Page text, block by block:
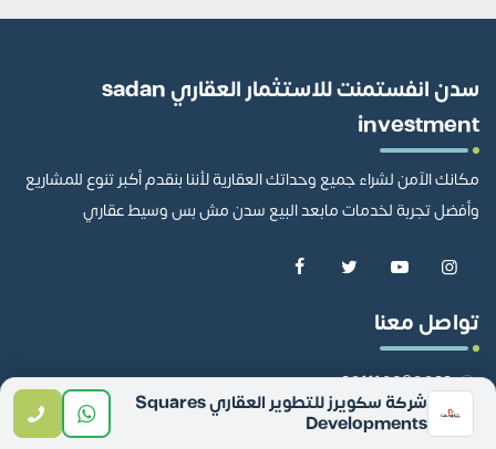
سدن انفستمنت للاستثمار العقاري sadan
investment
مكانك الآمن لشراء جميع وحداتك العقارية لأننا بنقدم أكبر تنوع للمشاريع
وأفضل تجربة لخدمات مابعد البيع سدن مش بس وسيط عقاري
تواصل معنا
201110980022
01110980022
شركة سكويرز للتطوير العقاري Squares
Developments